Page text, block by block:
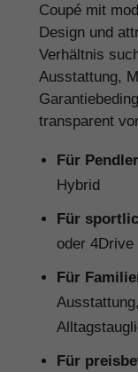
Coupé mit
Design und
Verhältnis
Ausstattung,
transparent
Für
Hybrid
Für
oder 4Drive
Für
Für